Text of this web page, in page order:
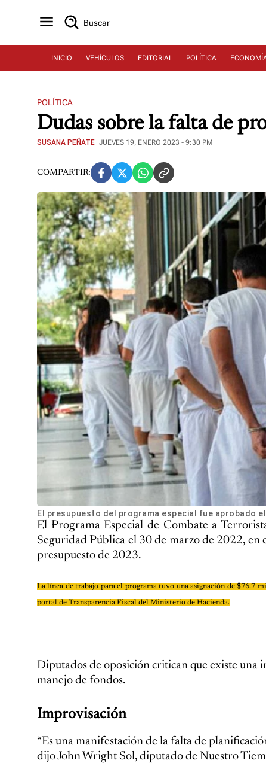
Buscar
INICIO VEHÍCULOS EDITORIAL POLÍTICA
POLÍTICA
Dudas sobre la falta de
SUSANA PEÑATE JUEVES 19, ENERO 2023 - 9:30 PM
COMPARTIR:
El presupuesto del programa especial fue aprobado
El Programa Especial de Combate a
Seguridad Pública el 30 de marzo de 2022,
presupuesto de 2023.
La línea de trabajo para el programa tuvo una asignación de $76.7
portal de Transparencia Fiscal del Ministerio de Hacienda.
Diputados de oposición critican que existe una
manejo de fondos.
Improvisación
“Es una manifestación de la falta de
dijo John Wright Sol, diputado de Nuestro